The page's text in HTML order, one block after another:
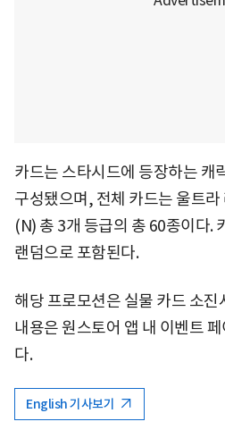
카드는 스타시드에 등장하는 캐
구성됐으며, 전체 카드는 울트
(N) 총 3개 등급의 총 60종이다.
랜덤으로 포함된다.
해당 프로모션은 실물 카드 소
내용은 원스토어 앱 내 이벤트
다.
English 기사보기